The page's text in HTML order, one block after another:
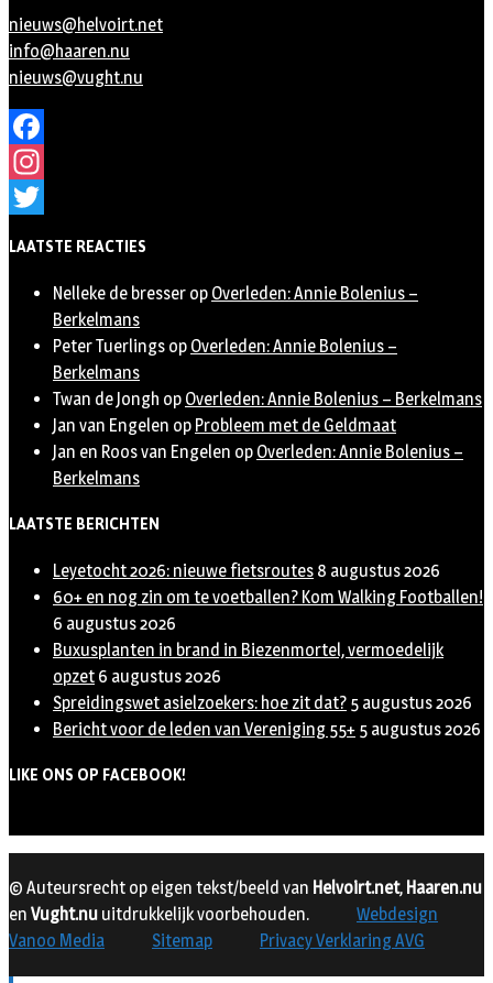
nieuws@helvoirt.net
info@haaren.nu
nieuws@vught.nu
Facebook
Instagram
LAATSTE REACTIES
Nelleke de bresser op Overleden: Annie Bolenius –
Berkelmans
Peter Tuerlings op Overleden: Annie Bolenius –
Berkelmans
Twan de Jongh op Overleden: Annie Bolenius – Berkelmans
Jan van Engelen op Probleem met de Geldmaat
Jan en Roos van Engelen op Overleden: Annie Bolenius –
Berkelmans
LAATSTE BERICHTEN
Leyetocht 2026: nieuwe fietsroutes 8 augustus 2026
60+ en nog zin om te voetballen? Kom Walking Footballen!
6 augustus 2026
Buxusplanten in brand in Biezenmortel, vermoedelijk
opzet 6 augustus 2026
Spreidingswet asielzoekers: hoe zit dat? 5 augustus 2026
Bericht voor de leden van Vereniging 55+ 5 augustus 2026
LIKE ONS OP FACEBOOK!
© Auteursrecht op eigen tekst/beeld van Helvoirt.net, Haaren.nu
en Vught.nu uitdrukkelijk voorbehouden.
Webdesign
Vanoo Media
Sitemap Privacy Verklaring AVG